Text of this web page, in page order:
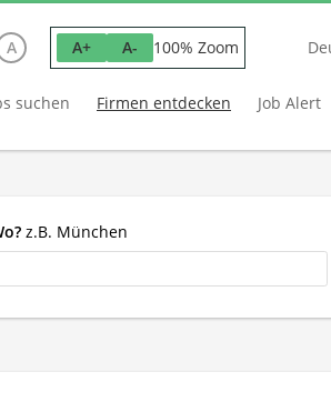
A A+ A- 100% Zoom
suchen Firmen entdecken Job Alert
z.B. München